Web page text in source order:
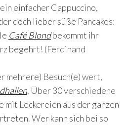
einfacher Cappuccino,
doch lieber süße Pancakes:
Café Blondbekommt ihr
begehrt! (Ferdinand
mehrere) Besuch(e) wert,
. Über 30 verschiedene
Leckereien aus der ganzen
Wer kann sich bei so